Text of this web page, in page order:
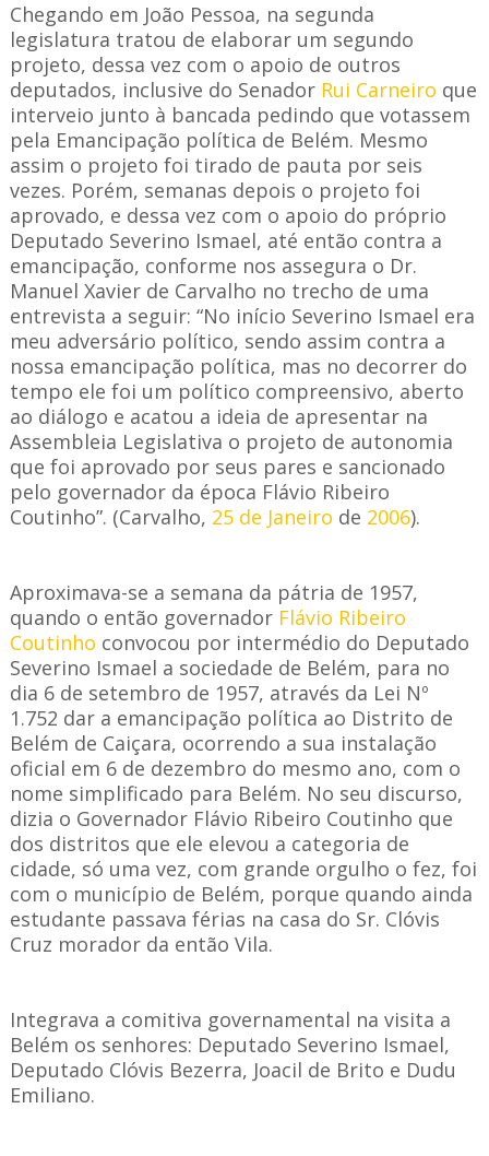
Chegando em João Pessoa, na segunda
legislatura tratou de elaborar um segundo
projeto, dessa vez com o apoio de outros
deputados, inclusive do Senador Rui Carneiro que
interveio junto à bancada pedindo que votassem
pela Emancipação política de Belém. Mesmo
assim o projeto foi tirado de pauta por seis
vezes. Porém, semanas depois o projeto foi
aprovado, e dessa vez com o apoio do próprio
Deputado Severino Ismael, até então contra a
emancipação, conforme nos assegura o Dr.
Manuel Xavier de Carvalho no trecho de uma
entrevista a seguir: “No início Severino Ismael era
meu adversário político, sendo assim contra a
nossa emancipação política, mas no decorrer do
tempo ele foi um político compreensivo, aberto
ao diálogo e acatou a ideia de apresentar na
Assembleia Legislativa o projeto de autonomia
que foi aprovado por seus pares e sancionado
pelo governador da época Flávio Ribeiro
Coutinho”. (Carvalho, 25 de Janeiro de 2006).
Aproximava-se a semana da pátria de 1957,
quando o então governador Flávio Ribeiro
Coutinho convocou por intermédio do Deputado
Severino Ismael a sociedade de Belém, para no
dia 6 de setembro de 1957, através da Lei Nº
1.752 dar a emancipação política ao Distrito de
Belém de Caiçara, ocorrendo a sua instalação
oficial em 6 de dezembro do mesmo ano, com o
nome simplificado para Belém. No seu discurso,
dizia o Governador Flávio Ribeiro Coutinho que
dos distritos que ele elevou a categoria de
cidade, só uma vez, com grande orgulho o fez, foi
com o município de Belém, porque quando ainda
estudante passava férias na casa do Sr. Clóvis
Cruz morador da então Vila.
Integrava a comitiva governamental na visita a
Belém os senhores: Deputado Severino Ismael,
Deputado Clóvis Bezerra, Joacil de Brito e Dudu
Emiliano.